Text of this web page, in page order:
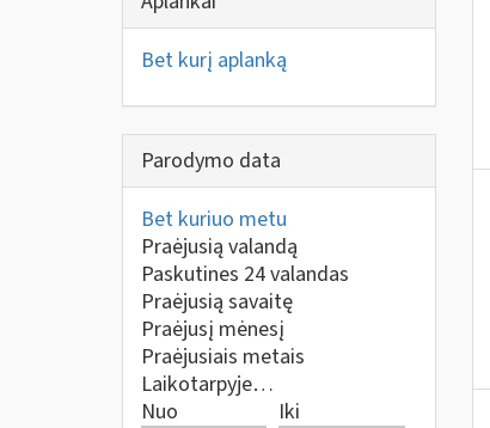
Bet kurį aplanką
Parodymo data
Bet kuriuo metu
Praėjusią valandą
Paskutines 24 valandas
Praėjusią savaitę
Praėjusį mėnesį
Praėjusiais metais
Laikotarpyje…
Nuo
Iki